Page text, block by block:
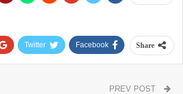
Share
Facebook
Twitter